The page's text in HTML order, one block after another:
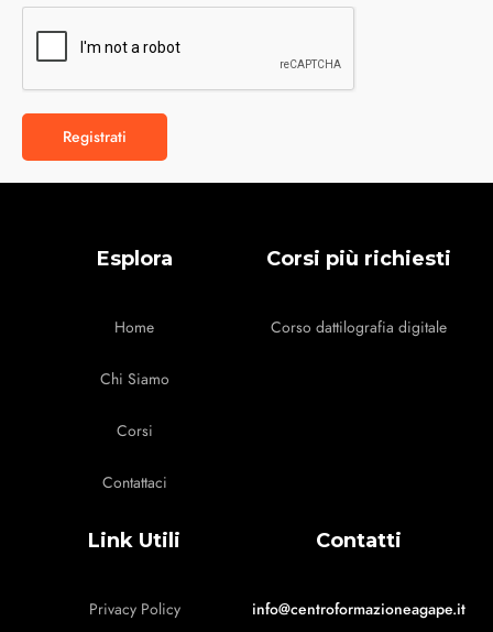
Registrati
Esplora
Home
Chi Siamo
Corsi
Contattaci
Corsi più richiesti
Corso dattilografia digitale
Link Utili
Privacy Policy
Contatti
info@centroformazioneagape.it